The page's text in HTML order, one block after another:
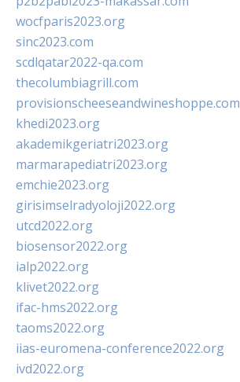
wocfparis2023.org
sinc2023.com
scdlqatar2022-qa.com
thecolumbiagrill.com
provisionscheeseandwineshoppe.com
khedi2023.org
akademikgeriatri2023.org
marmarapediatri2023.org
emchie2023.org
girisimselradyoloji2022.org
utcd2022.org
biosensor2022.org
ialp2022.org
klivet2022.org
ifac-hms2022.org
taoms2022.org
iias-euromena-conference2022.org
ivd2022.org